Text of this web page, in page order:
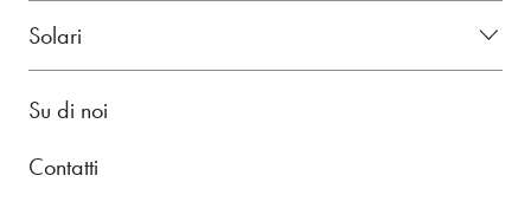
Solari
Su di noi
Contatti